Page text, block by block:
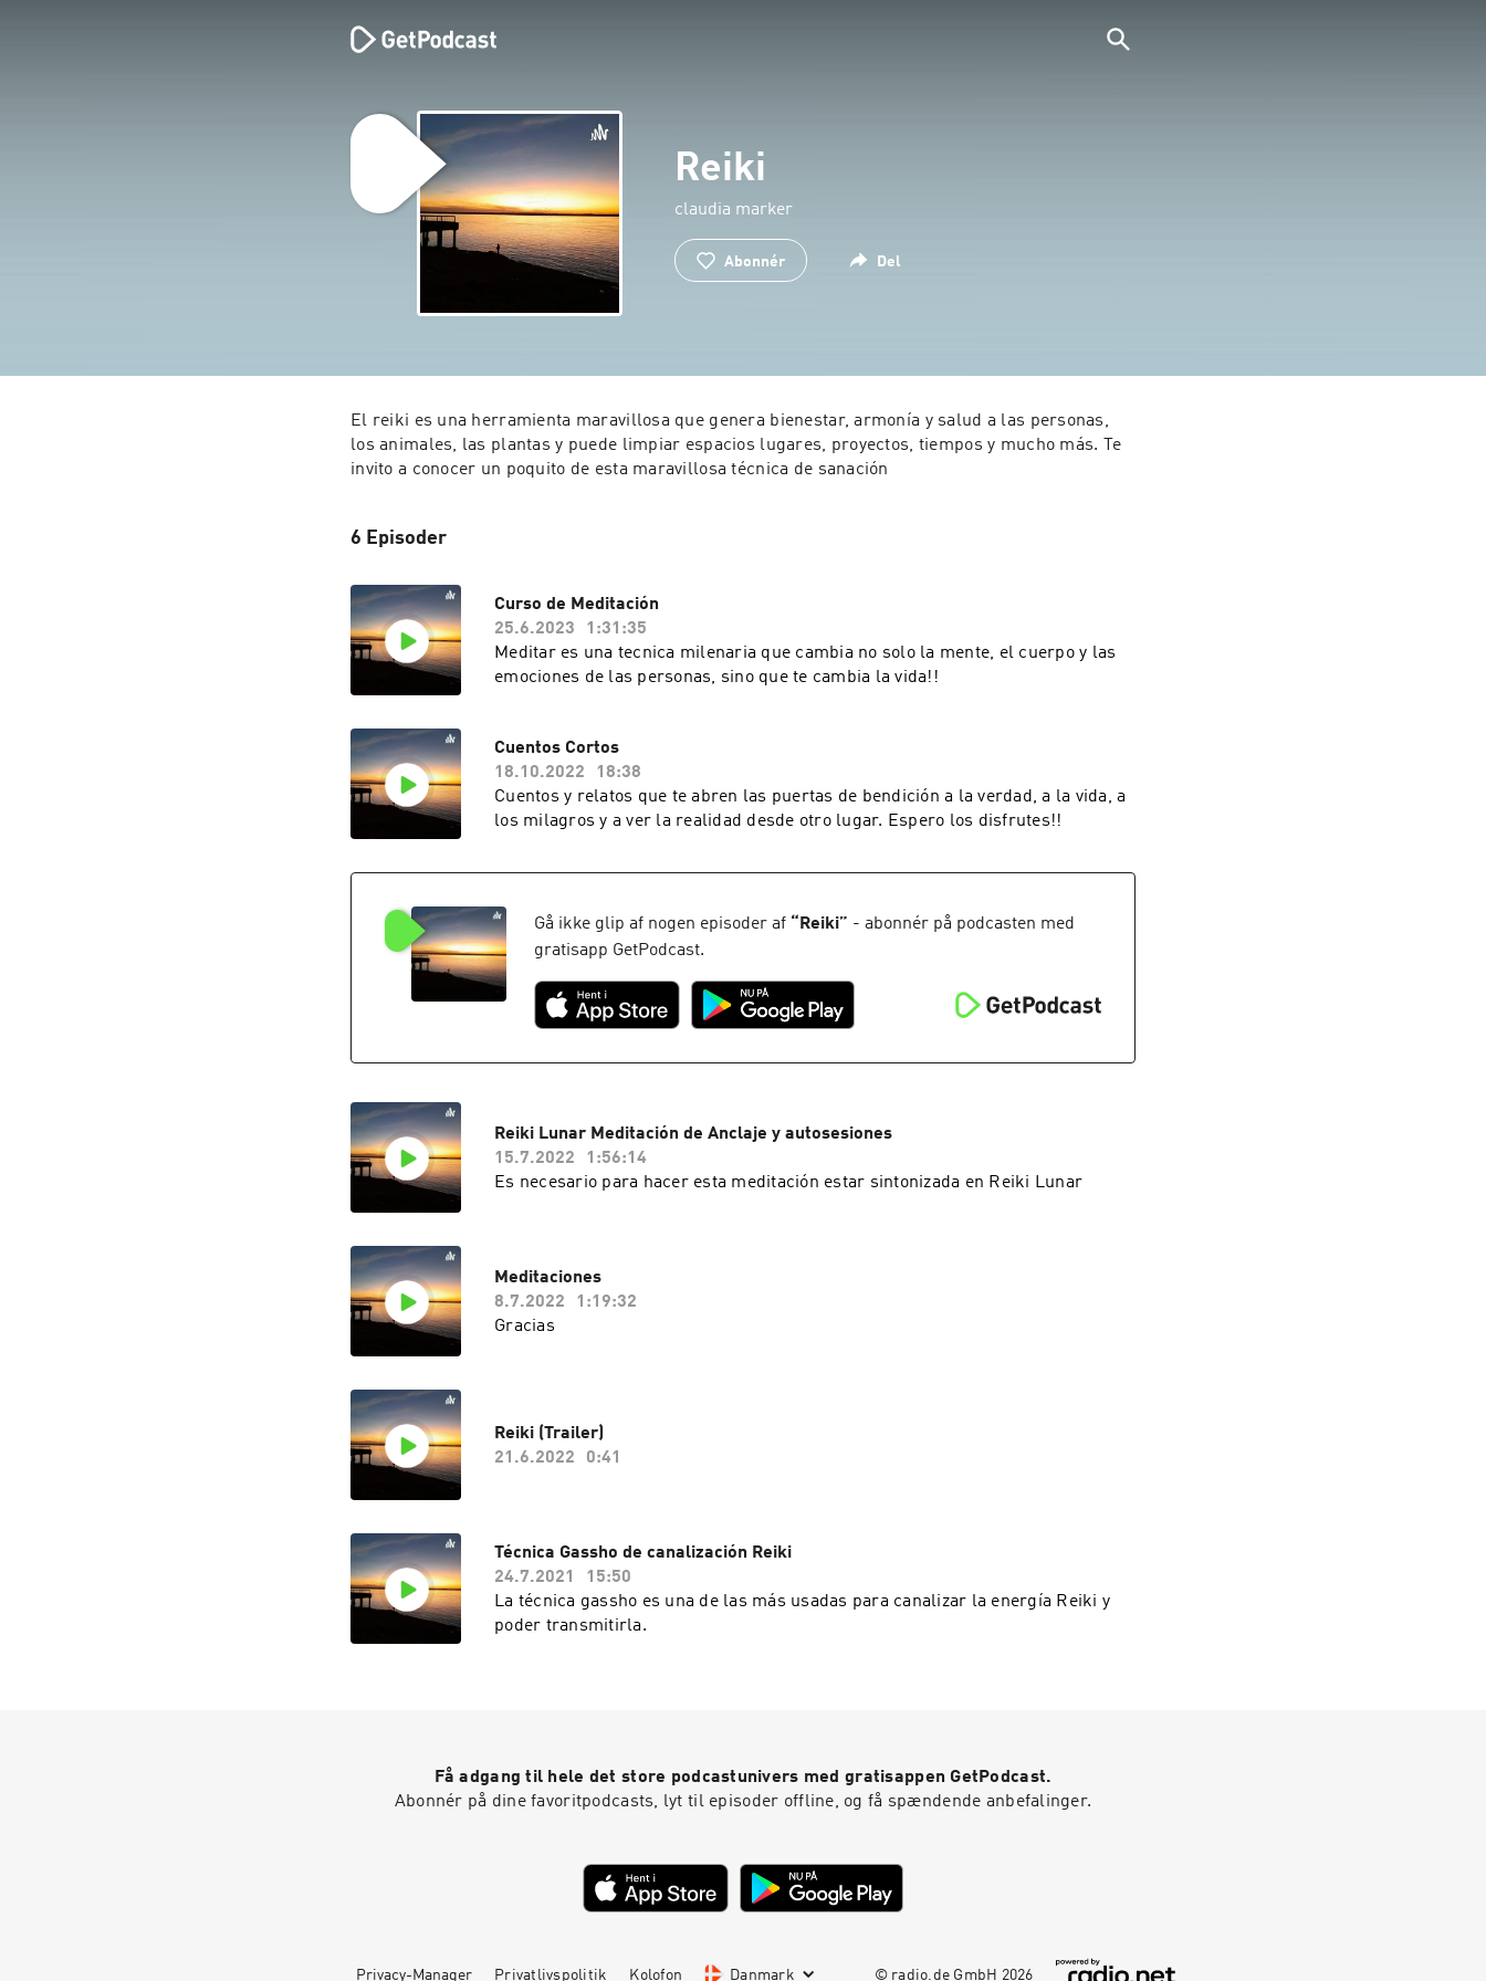
Reiki
claudia marker
Abonnér Del
El reiki es una herramienta maravillosa que genera bienestar, armonía y salud a las personas,
los animales, las plantas y puede limpiar espacios lugares, proyectos, tiempos y mucho más. Te
6 Episoder
Curso de Meditación
25.6.2023
1:31:35
Meditar es una tecnica milenaria que cambia no solo la mente, el cuerpo y las
emociones de las personas, sino que te cambia la vida!!
Cuentos Cortos
18.10.2022
18:38
Cuentos y relatos que te abren las puertas de bendición a la verdad, a la vida, a
los milagros y a ver la realidad desde otro lugar. Espero los disfrutes!!
Gå ikke glip af nogen episoder af “ Reiki” - abonnér på podcasten med
gratisapp GetPodcast.
Reiki Lunar Meditación de Anclaje y autosesiones
15.7.2022
1:56:14
Es necesario para hacer esta meditación estar sintonizada en Reiki Lunar
Meditaciones
8.7.2022
1:19:32
Gracias
Reiki (Trailer)
21.6.2022
0:41
Técnica Gassho de canalización Reiki
24.7.2021
15:50
La técnica gassho es una de las más usadas para canalizar la energía Reiki y
poder transmitirla.
Få adgang til hele det store podcastunivers med gratisappen GetPodcast.
Abonnér på dine favoritpodcasts, lyt til episoder offline, og få spændende anbefalinger.
Privacy-Manager Privatlivspolitik Kolofon Danmark © radio.de GmbH 2026